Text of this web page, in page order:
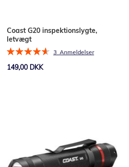
Coast G20 inspektionslygte,
letvægt
Bedømmelse:
3 Anmeldelser
149,00 DKK